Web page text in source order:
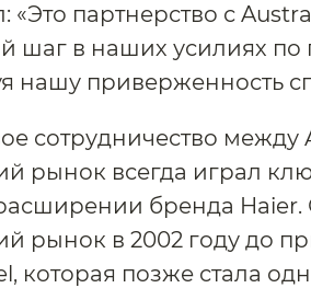
«Это партнерство с
шаг в наших усилиях по
нашу приверженность
сотрудничество между
рынок всегда играл
бренда Haier.
рынок в 2002 году до
которая позже стала